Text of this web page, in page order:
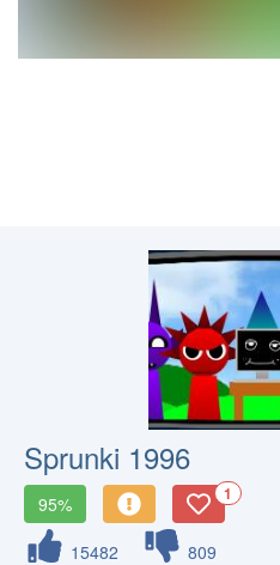
Sprunki 1996
95% 1
15482
809